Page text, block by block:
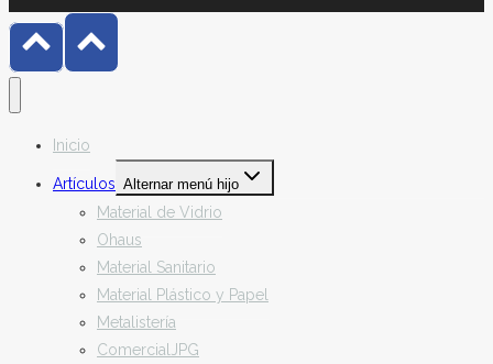
Inicio
Artículos Alternar menú hijo
Material de Vidrio
Ohaus
Material Sanitario
Material Plástico y Papel
Metalistería
ComercialJPG